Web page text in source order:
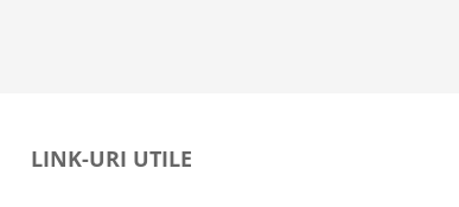
LINK-URI UTILE